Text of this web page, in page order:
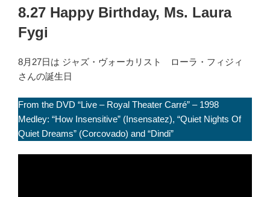
稿
日:
8.27 Happy Birthday, Ms. Laura
Fygi
8月27日は ジャズ・ヴォーカリスト ローラ・フィジィ
さんの誕生日
From the DVD “Live – Royal Theater Carré” – 1998
Medley: “How Insensitive” (Insensatez), “Quiet Nights Of
Quiet Dreams” (Corcovado) and “Dindi”